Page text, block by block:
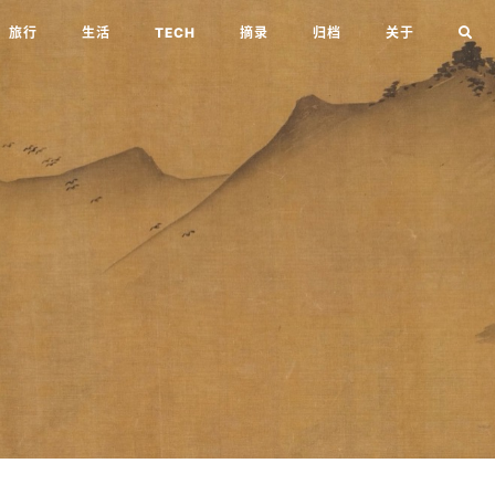
旅行 生活 TECH 摘录 归档 关于